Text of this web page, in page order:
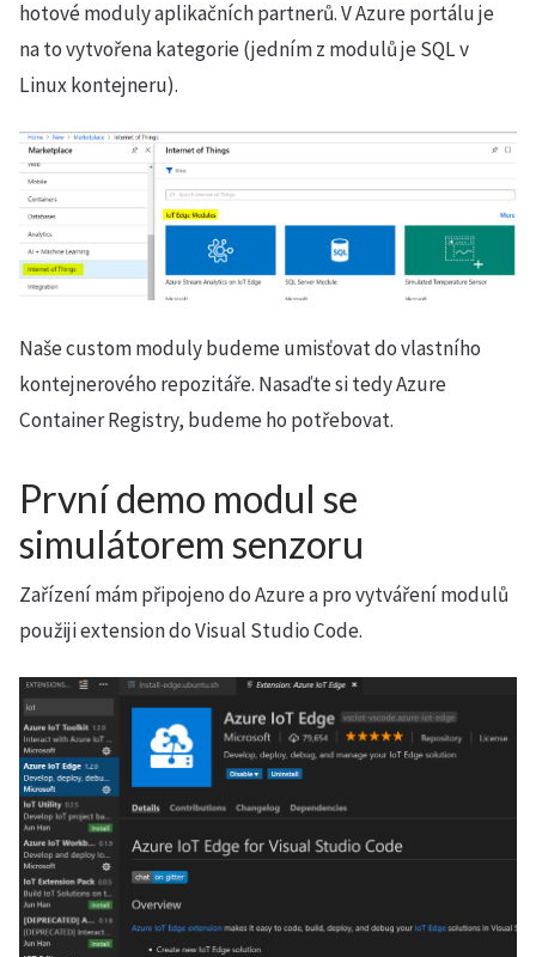
hotové moduly aplikačních partnerů. V Azure portálu je
na to vytvořena kategorie (jedním z modulů je SQL v
Linux kontejneru).
Naše custom moduly budeme umisťovat do vlastního
kontejnerového repozitáře. Nasaďte si tedy Azure
Container Registry, budeme ho potřebovat.
První demo modul se
simulátorem senzoru
Zařízení mám připojeno do Azure a pro vytváření modulů
použiji extension do Visual Studio Code.